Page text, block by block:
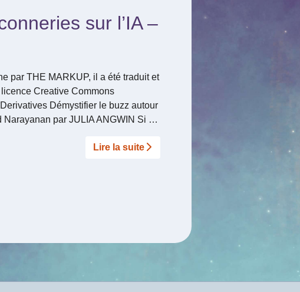
sur l’IA –
par THE MARKUP, il a été traduit et
Creative Commons
Démystifier le buzz autour
Narayanan par JULIA ANGWIN Si …
Lire la suite­­